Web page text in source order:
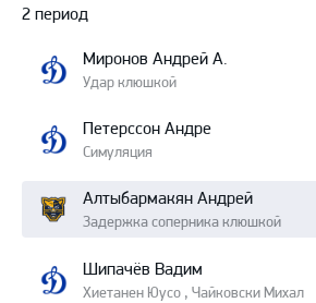
2 период
Миронов Андрей А.
Удар клюшкой
Петерссон Андре
Симуляция
Алтыбармакян Андрей
Задержка соперника клюшкой
Шипачёв Вадим
Хиетанен Юусо , Чайковски Михал